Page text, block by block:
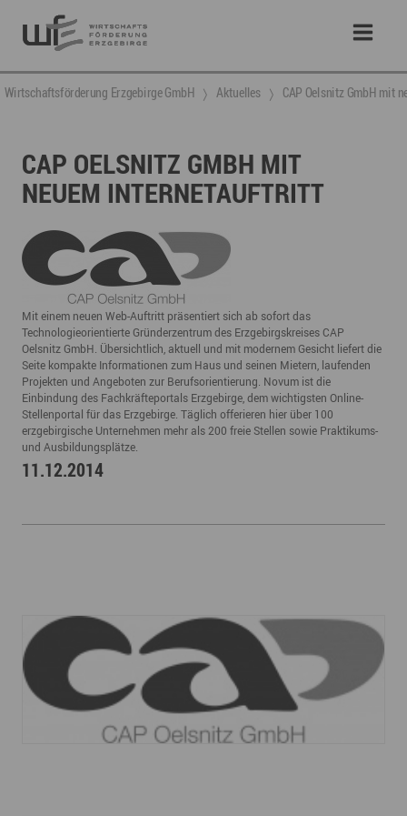
Wirtschaftsförderung Erzgebirge GmbH Aktuelles ​CAP Oelsnitz GmbH mit
​CAP OELSNITZ GMBH MIT
NEUEM INTERNETAUFTRITT
Mit einem neuen Web-Auftritt präsentiert sich ab sofort das
Technologieorientierte Gründerzentrum des Erzgebirgskreises CAP
Oelsnitz GmbH. Übersichtlich, aktuell und mit modernem Gesicht liefert die
Seite kompakte Informationen zum Haus und seinen Mietern, laufenden
Projekten und Angeboten zur Berufsorientierung. Novum ist die
Einbindung des Fachkräfteportals Erzgebirge, dem wichtigsten Online-
Stellenportal für das Erzgebirge. Täglich offerieren hier über 100
erzgebirgische Unternehmen mehr als 200 freie Stellen sowie Praktikums-
und Ausbildungsplätze.
11.12.2014